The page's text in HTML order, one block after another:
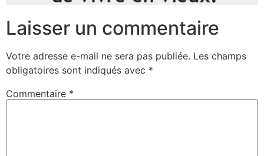
Laisser un commentaire
Votre adresse e-mail ne sera pas publiée. Les champs
obligatoires sont indiqués avec *
Commentaire *